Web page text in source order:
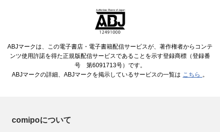
ABJマークは、この電子書店・電子書籍配信サービスが、著作権者からコンテ
ンツ使用許諾を得た正規版配信サービスであることを示す登録商標（登録番
号 第6091713号）です。
ABJマークの詳細、ABJマークを掲示しているサービスの一覧は こちら 。
comipoについて